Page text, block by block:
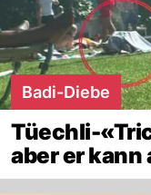
Badi-Diebe
Tüechli-
aber er